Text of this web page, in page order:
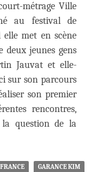
métrage Ville
au festival de
met en scène
deux jeunes gens
Jauvat et elle-
sur son parcours
son premier
rencontres,
la question de la
FRANCE GARANCE KIM